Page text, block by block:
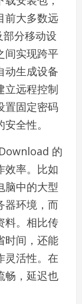
前大多数远
分移动设
间实现跨平
动生成设备
立远程控制
置固定密码
全性。
的
效率。比如
脑中的大型
器环境，而
料。相比传
时间，还能
灵活性。在
畅，延迟也